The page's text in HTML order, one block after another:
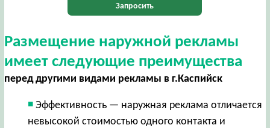
Запросить
Размещение наружной рекламы
имеет следующие преимущества
перед другими видами рекламы в г.Каспийск
Эффективность — наружная реклама отличается
невысокой стоимостью одного контакта и